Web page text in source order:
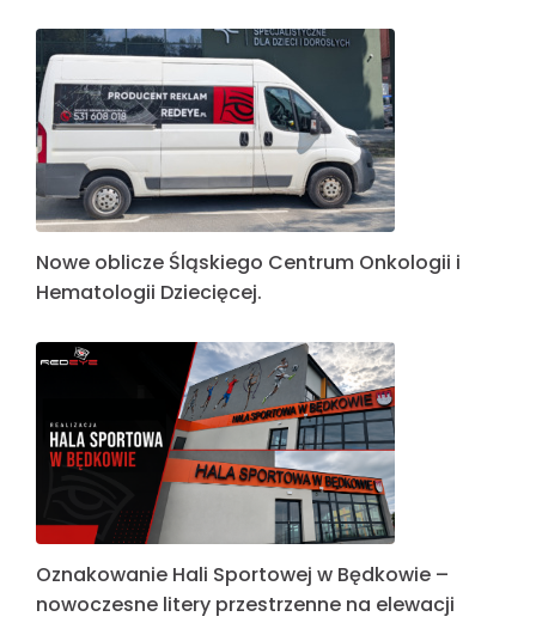
Nowe oblicze Śląskiego Centrum Onkologii i
Hematologii Dziecięcej.
Oznakowanie Hali Sportowej w Będkowie –
nowoczesne litery przestrzenne na elewacji